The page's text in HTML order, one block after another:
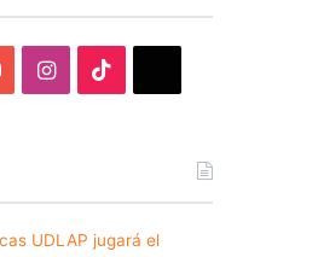
YouTubeInstagram
UDLAP jugará el